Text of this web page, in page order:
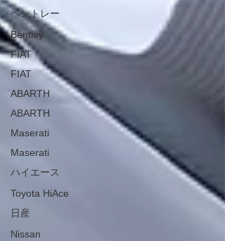
ベントレー
Bentley
FIAT
FIAT
ABARTH
ABARTH
Maserati
Maserati
ハイエース
Toyota HiAce
日産
Nissan